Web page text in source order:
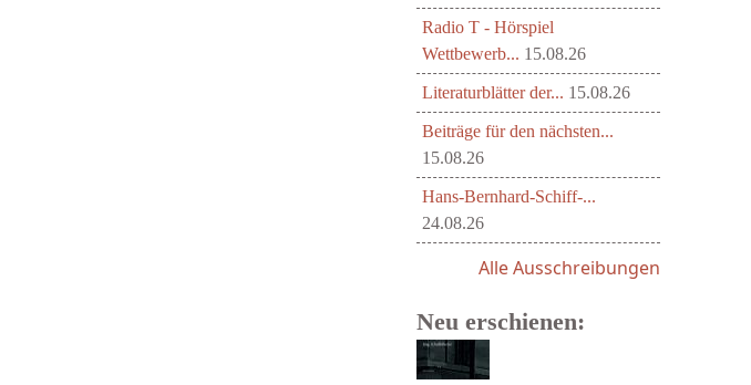
Radio T - Hörspiel
Wettbewerb... 15.08.26
Literaturblätter der... 15.08.26
Beiträge für den nächsten...
15.08.26
Hans-Bernhard-Schiff-...
24.08.26
Alle Ausschreibungen
Neu erschienen: